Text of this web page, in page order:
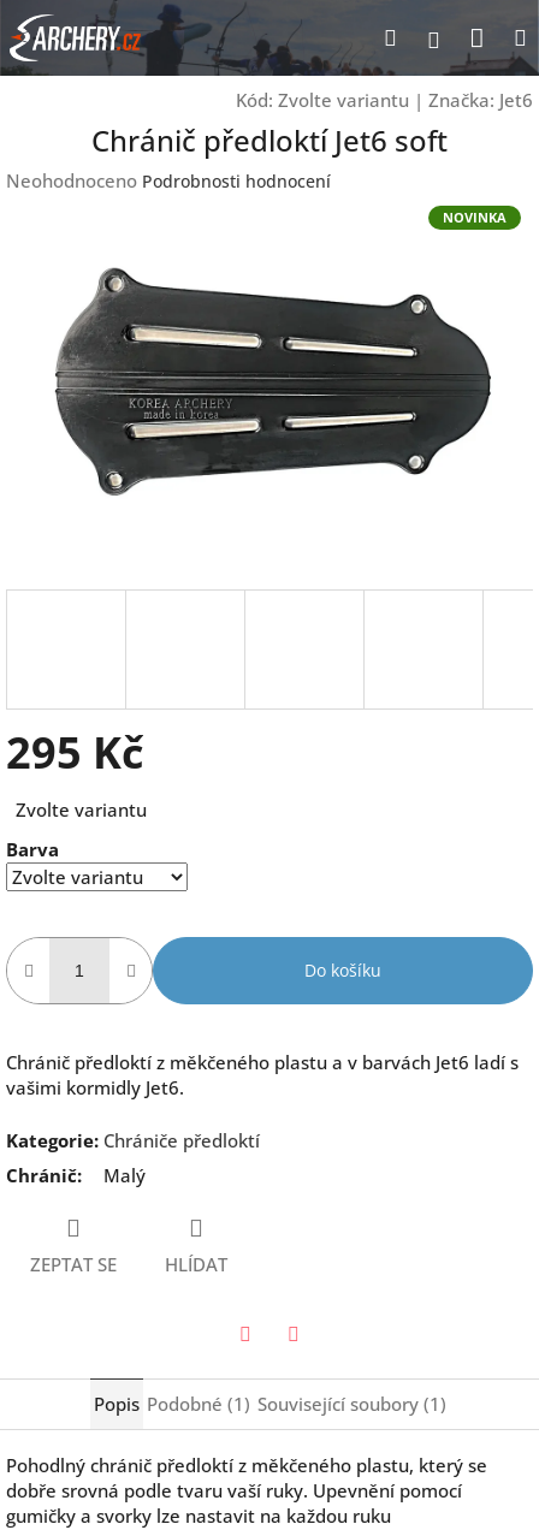
Přejít
na
obsah
Hledat
Kód: Zvolte variantu | Značka: Jet6
Chránič předloktí Jet6 soft
Průměrné
hvězdiček.
Neohodnoceno Podrobnosti hodnocení
NOVINKA
295 Kč
cena:
Zvolte variantu
Barva
Do košíku
Chránič předloktí z měkčeného plastu a v barvách Jet6 ladí s
vašimi kormidly Jet6.
Kategorie: Chrániče předloktí
Chránič: Malý
ZEPTAT SE HLÍDAT
Popis Podobné (1) Související soubory (1)
Pohodlný chránič předloktí z měkčeného plastu, který se
dobře srovná podle tvaru vaší ruky. Upevnění pomocí
gumičky a svorky lze nastavit na každou ruku